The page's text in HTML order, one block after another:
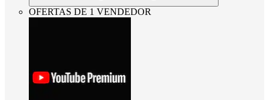
OFERTAS DE 1 VENDEDOR